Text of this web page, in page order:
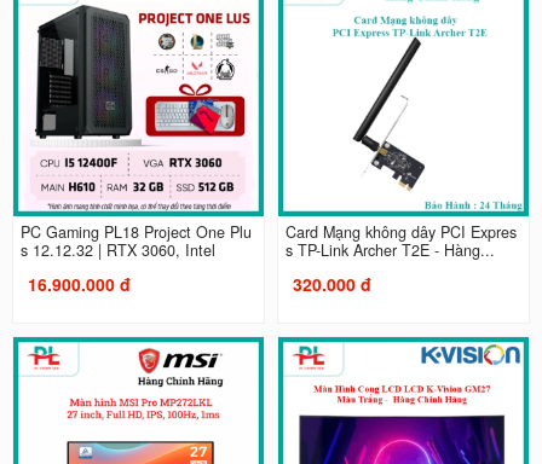
PC Gaming PL18 Project One Plu
s 12.12.32 | RTX 3060, Intel
16.900.000 đ
Card Mạng không dây PCI Expres
s TP-Link Archer T2E - Hàng...
320.000 đ